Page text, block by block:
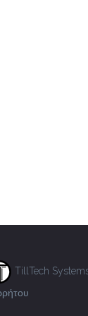
TillTech